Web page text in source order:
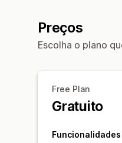
Preços
Escolha o plano
Free Plan
Gratuito
Funcionalidades